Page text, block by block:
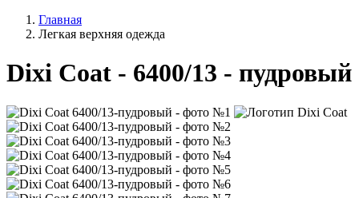
Главная
Легкая верхняя одежда
Dixi Coat - 6400/13 - пудровый